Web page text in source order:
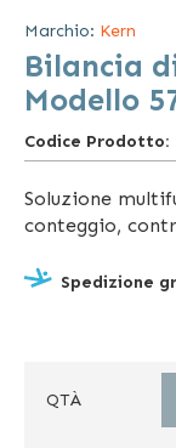
galleria
di
immagini
Marchio: Kern
Bilancia
Modello
Codice Prodotto
Soluzione
conteggio,
Spedizione
QTÀ